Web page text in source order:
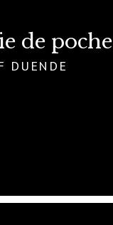
de poche
DUENDE